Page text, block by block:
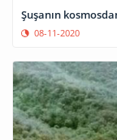
Şuşanın
08-11-2020